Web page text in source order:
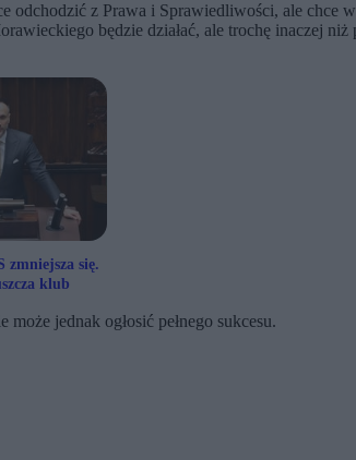
odchodzić z Prawa i Sprawiedliwości, ale
będzie działać, ale trochę inaczej niż
zmniejsza się.
klub
jednak ogłosić pełnego sukcesu.